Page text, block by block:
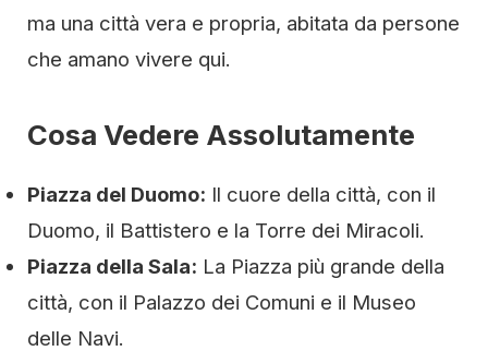
ma una città vera e propria, abitata da persone
che amano vivere qui.
Cosa Vedere Assolutamente
Piazza del Duomo: Il cuore della città, con il
Duomo, il Battistero e la Torre dei Miracoli.
Piazza della Sala: La Piazza più grande della
città, con il Palazzo dei Comuni e il Museo
delle Navi.